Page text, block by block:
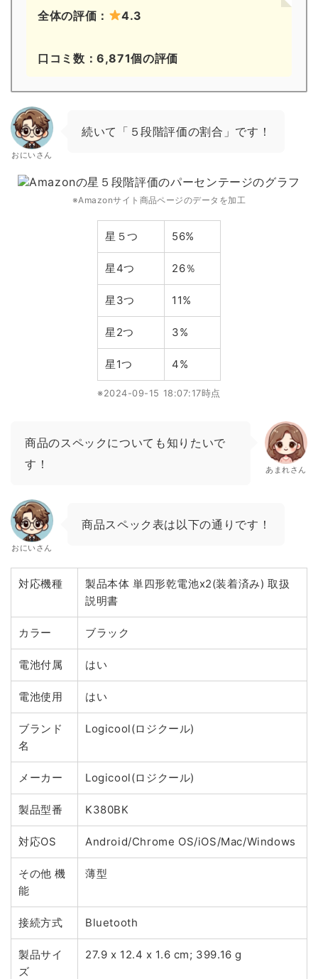
全体の評価： 4.3
口コミ数：6,871個の評価
おにいさん
続いて「５段階評価の割合」です！
※Amazonサイト商品ページのデータを加工
星５つ 56%
星4つ 26％
星3つ 11%
星2つ 3%
星1つ 4%
※2024-09-15 18:07:17時点
商品のスペックについても知りたいで
す！
あまれさん
おにいさん
商品スペック表は以下の通りです！
対応機種
製品本体 単四形乾電池x2(装着済み) 取扱
説明書
カラー ブラック
電池付属 はい
電池使用 はい
ブランド
名
Logicool(ロジクール)
メーカー Logicool(ロジクール)
製品型番 K380BK
対応OS Android/Chrome OS/iOS/Mac/Windows
その他 機
能
薄型
接続方式 Bluetooth
製品サイ
ズ
27.9 x 12.4 x 1.6 cm; 399.16 g